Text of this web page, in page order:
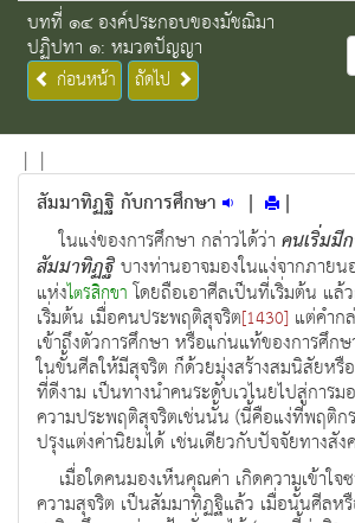
บทที่ ๑๔ องค์ประกอบของมัชฌิมา
ปฏิปทา ๑: หมวดปัญญา
ก่อนหน้า ถัดไป
| |
สัมมาทิฏฐิ กับการศึกษา | |
ในแง่ของการศึกษา กล่าวได้ว่าคนเริ่มมี
สัมมาทิฏฐิบางท่านอาจมองในแง่จากภายน
แห่งไตรสิกขาโดยถือเอาศีลเป็นที่เริ่มต้น แล้
เริ่มต้น เมื่อคนประพฤติสุจริต[1430] แต่คำก
เข้าถึงตัวการศึกษา หรือแก่นแท้ของการศึก
ในขั้นศีลให้มีสุจริต ก็ด้วยมุ่งสร้างสมนิสัยหรื
ที่ดีงาม เป็นทางนำคนระดับเวไนยไปสู่การ
ความประพฤติสุจริตเช่นนั้น (นี้คือแง่ที่พฤติก
ปรุงแต่งค่านิยมได้ เช่นเดียวกับปัจจัยทางสั
เมื่อใดคนมองเห็นคุณค่า เกิดความเข้าใ
ความสุจริต เป็นสัมมาทิฏฐิแล้ว เมื่อนั้นศีลห